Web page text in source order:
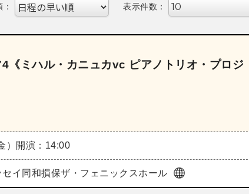
表示件数：
《ミハル・カニュカvc ピアノトリオ・プロジ
） 開演：14:00
イ同和損保ザ・フェニックスホール